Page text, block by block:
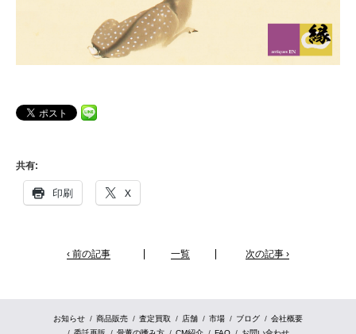
共有:
印刷 X
‹ 前の記事 一覧 次の記事 ›
お知らせ 商品販売 査定買取 店舗 市場 ブログ
会社概要